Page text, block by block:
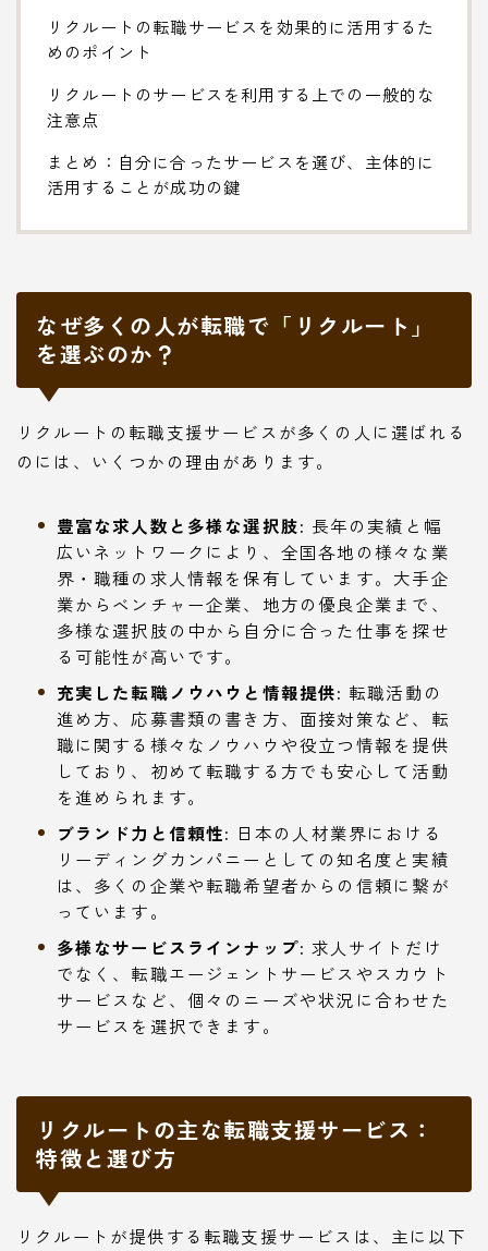
リクルートの転職サービスを効果的に活用するた
めのポイント
リクルートのサービスを利用する上での一般的な
注意点
まとめ：自分に合ったサービスを選び、主体的に
活用することが成功の鍵
なぜ多くの人が転職で「リクルート」
を選ぶのか？
リクルートの転職支援サービスが多くの人に選ばれる
のには、いくつかの理由があります。
豊富な求人数と多様な選択肢: 長年の実績と幅
広いネットワークにより、全国各地の様々な業
界・職種の求人情報を保有しています。大手企
業からベンチャー企業、地方の優良企業まで、
多様な選択肢の中から自分に合った仕事を探せ
る可能性が高いです。
充実した転職ノウハウと情報提供: 転職活動の
進め方、応募書類の書き方、面接対策など、転
職に関する様々なノウハウや役立つ情報を提供
しており、初めて転職する方でも安心して活動
を進められます。
ブランド力と信頼性: 日本の人材業界における
リーディングカンパニーとしての知名度と実績
は、多くの企業や転職希望者からの信頼に繋が
っています。
多様なサービスラインナップ: 求人サイトだけ
でなく、転職エージェントサービスやスカウト
サービスなど、個々のニーズや状況に合わせた
サービスを選択できます。
リクルートの主な転職支援サービス：
特徴と選び方
リクルートが提供する転職支援サービスは、主に以下